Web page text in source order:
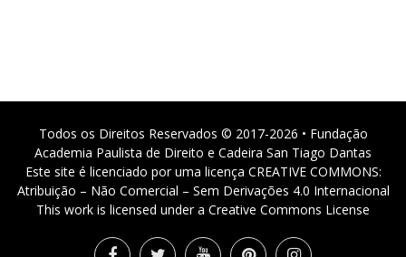
Todos os Direitos Reservados © 2017-2026 • Fundação
Academia Paulista de Direito e Cadeira San Tiago Dantas
Este site é licenciado por uma licença CREATIVE COMMONS:
Atribuição – Não Comercial – Sem Derivações 4.0 Internacional
This work is licensed under a Creative Commons License